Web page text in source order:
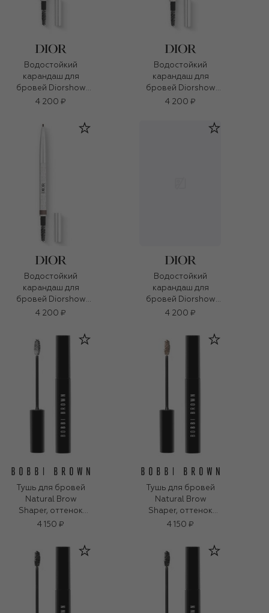
Водостойкий
карандаш для
бровей Diorshow
Brow Styler, оттенок
4 200 ₽
Водостойкий
карандаш для
бровей Diorshow
Brow Styler, оттенок
4 200 ₽
Водостойкий
карандаш для
бровей Diorshow
Brow Styler, оттенок
4 200 ₽
Водостойкий
карандаш для
бровей Diorshow
Brow Styler, оттенок
4 200 ₽
Тушь для бровей
Natural Brow
Shaper, оттенок
Clear (3g)
4 150 ₽
Тушь для бровей
Natural Brow
Shaper, оттенок
Slate (3g)
4 150 ₽